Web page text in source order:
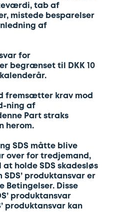
tab af
mistede besparelser
af
for
begrænset til DKK 10
fremsætter krav mod
ning af
Part straks
herom.
SDS måtte blive
over for tredjemand,
holde SDS skadesløs
SDS’ produktansvar er
Betingelser. Disse
produktansvar
produktansvar kan